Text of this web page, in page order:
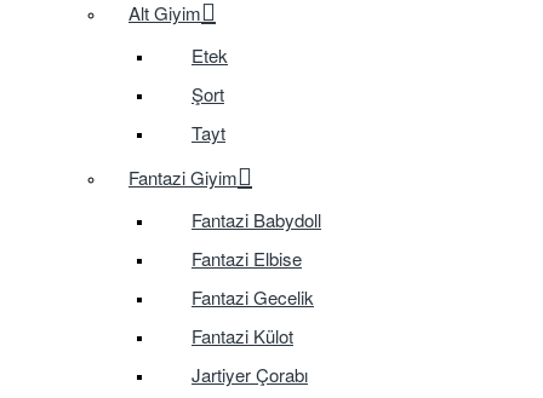
Alt Giyim
Etek
Şort
Tayt
Fantazi Giyim
Fantazi Babydoll
Fantazi Elbise
Fantazi Gecelik
Fantazi Külot
Jartiyer Çorabı